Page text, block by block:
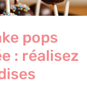
pops
: réalisez